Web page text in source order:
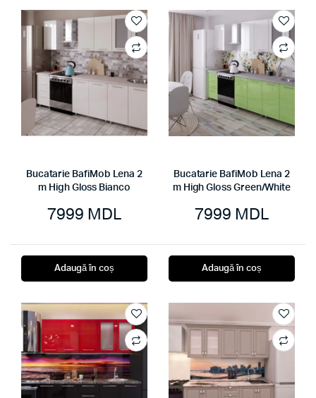
Bucatarie BafiMob Lena 2
m High Gloss Bianco
7999 MDL
Adaugă în coș
Bucatarie BafiMob Lena 2
m High Gloss Green/White
7999 MDL
Adaugă în coș